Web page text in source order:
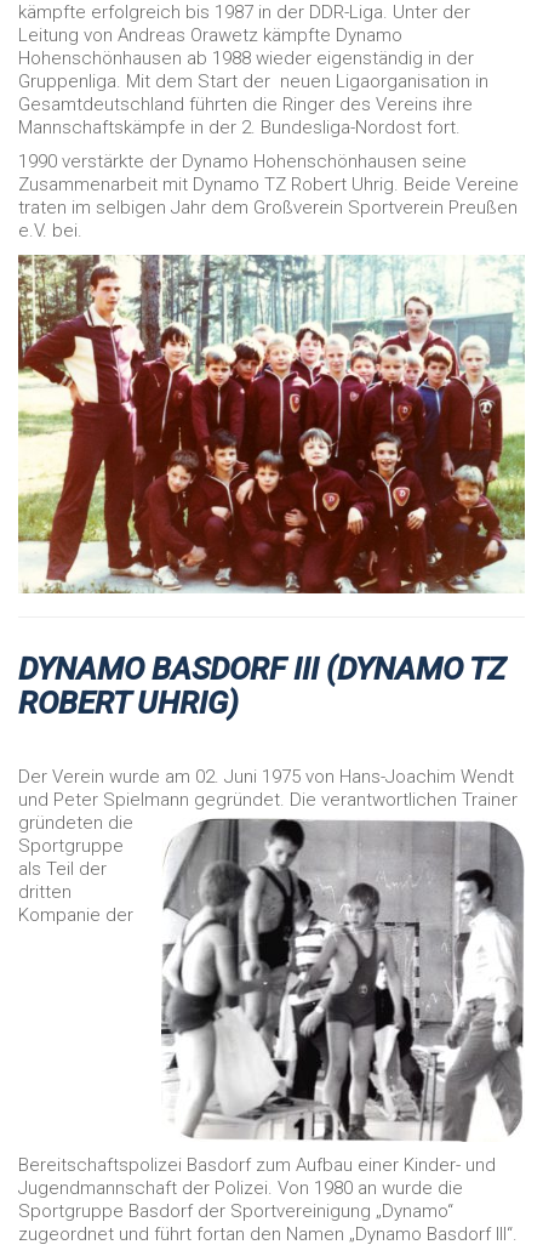
kämpfte erfolgreich bis 1987 in der DDR-Liga. Unter der
Leitung von Andreas Orawetz kämpfte Dynamo
Hohenschönhausen ab 1988 wieder eigenständig in der
Gruppenliga. Mit dem Start der neuen Ligaorganisation in
Gesamtdeutschland führten die Ringer des Vereins ihre
Mannschaftskämpfe in der 2. Bundesliga-Nordost fort.
1990 verstärkte der Dynamo Hohenschönhausen seine
Zusammenarbeit mit Dynamo TZ Robert Uhrig. Beide Vereine
traten im selbigen Jahr dem Großverein Sportverein Preußen
e.V. bei.
DYNAMO BASDORF III (DYNAMO TZ
ROBERT UHRIG)
Der Verein wurde am 02. Juni 1975 von Hans-Joachim Wendt
und Peter Spielmann gegründet. Die verantwortlichen Trainer
gründeten die
Sportgruppe
als Teil der
dritten
Kompanie der
Bereitschaftspolizei Basdorf zum Aufbau einer Kinder- und
Jugendmannschaft der Polizei. Von 1980 an wurde die
Sportgruppe Basdorf der Sportvereinigung „Dynamo“
zugeordnet und führt fortan den Namen „Dynamo Basdorf III“.